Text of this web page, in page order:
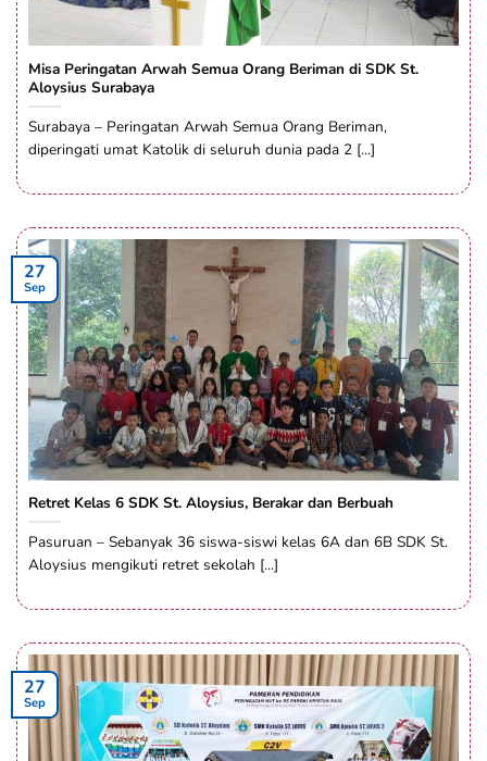
Misa Peringatan Arwah Semua Orang Beriman di SDK St.
Aloysius Surabaya
Surabaya – Peringatan Arwah Semua Orang Beriman,
diperingati umat Katolik di seluruh dunia pada 2 [...]
Retret Kelas 6 SDK St. Aloysius, Berakar dan Berbuah
Pasuruan – Sebanyak 36 siswa-siswi kelas 6A dan 6B SDK St.
Aloysius mengikuti retret sekolah [...]
27
Sep
27
Sep